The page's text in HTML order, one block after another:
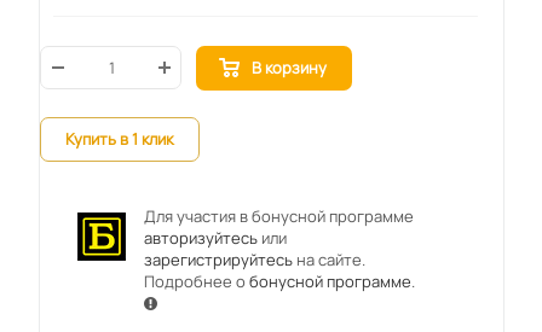
В корзину
Купить в 1 клик
Для участия в бонусной программе
авторизуйтесьили
зарегистрируйтесьна сайте.
Подробнее обонусной программе.